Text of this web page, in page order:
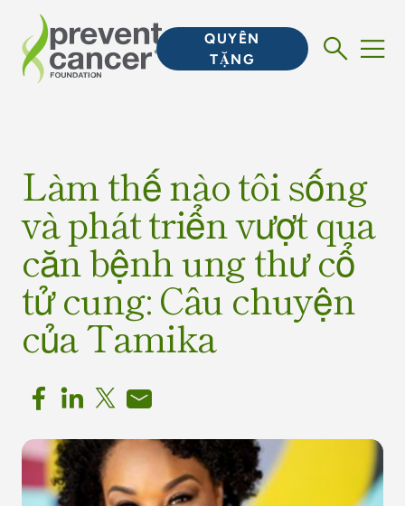
QUYÊN
TẶNG
Làm thế nào tôi sống
và phát triển vượt qua
căn bệnh ung thư cổ
tử cung: Câu chuyện
của Tamika